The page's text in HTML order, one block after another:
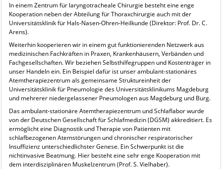
In einem Zentrum für laryngotracheale Chirurgie besteht eine enge
Kooperation neben der Abteilung für Thoraxchirurgie auch mit der
Universitätsklinik für Hals-Nasen-Ohren-Heilkunde (Direktor: Prof. Dr. C.
Arens).
Weiterhin kooperieren wir in einem gut funktionierenden Netzwerk aus
medizinischen Fachkräften in Praxen, Krankenhäusern, Verbänden und
Fachgesellschaften. Wir beziehen Selbsthilfegruppen und Kostenträger in
unser Handeln ein. Ein Beispiel dafür ist unser ambulant-stationäres
Atemtherapiezentrum als gemeinsame Struktureinheit der
Universitätsklinik für Pneumologie des Universitätsklinikums Magdeburg
und mehrerer niedergelassener Pneumologen aus Magdeburg und Burg.
Das ambulant-stationäre Atemtherapiezentrum und Schlaflabor wurde
von der Deutschen Gesellschaft für Schlafmedizin (DGSM) akkreditiert. Es
ermöglicht eine Diagnostik und Therapie von Patienten mit
schlafbezogenen Atemstörungen und chronischer respiratorischer
Insuffizienz unterschiedlichster Genese. Ein Schwerpunkt ist die
nichtinvasive Beatmung. Hier besteht eine sehr enge Kooperation mit
dem interdisziplinären Muskelzentrum (Prof. S. Vielhaber).